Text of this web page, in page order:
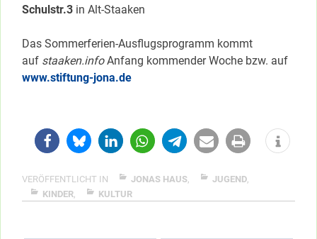
Schulstr.3 in Alt-Staaken
Das Sommerferien-Ausflugsprogramm kommt
auf staaken.infoAnfang kommender Woche bzw. auf
www.stiftung-jona.de
VERÖFFENTLICHT IN JONAS HAUS JUGEND
KINDER
KULTUR